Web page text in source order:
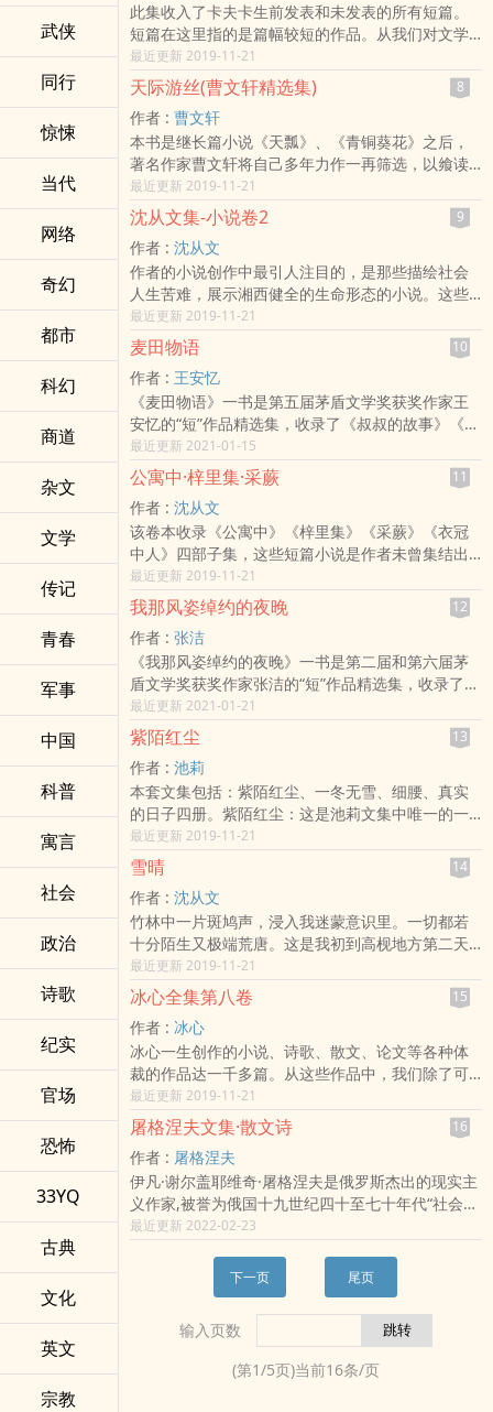
武侠
同行
惊悚
当代
网络
奇幻
都市
科幻
商道
杂文
文学
传记
青春
军事
中国
科普
寓言
社会
政治
诗歌
纪实
官场
恐怖
33YQ
古典
文化
英文
宗教
此集收入了卡夫卡生前发表和未发表的所有短篇。
短篇在这里指的是篇幅较短的作品。从我们对文学
体载的划分标准来看，本集中有相当一部分很难归
入小说类，而为它们找一个具有概括性的合适名称
又相当困难，所以我们权且就称它们为短篇。译本
的第一部分为生前发表过且编成集子出版过的作
品，第二部分为生前发表过但未收入集子的作品，
第三部分为遗作。遗作部分作品大部分原本没有标
题，现有的标题是布罗德先生整理出版时加上去
的。卡夫卡的遗作只是些草稿，有的甚至是非常潦
草地写在稿纸或其它纸上，所以在整理出版时产生
了许多文字技术方面的困难，而这就是各种德文版
本在某些地方差异较大的原因。
最近更新 2019-11-21
天际游丝(曹文轩精选集) 8
作者 : 曹文轩
本书是继长篇小说《天瓢》、《青铜葵花》之后，
著名作家曹文轩将自己多年力作一再筛选，以飨读
者的精选集，集粹了曹文轩的小说、随笔精华，
《白栅栏》、《忧郁的田园》、《蓝花》、《泥
鳅》、《月白风清》、《阿雏》、《春花秋月杜鹃
夏》等名篇均在其中。曹文轩是中国当代文坛新古
典主义的代表人物，与废名、沈从文、汪曾祺等人
的小说风格一脉相承。他的作品以优美、感人著
称，无论是描写世间风物，还是刻画人物心灵，都
因细腻、尖新，而让读者怦然心动。著名文学评论
家季红真评价说曹文轩的小说，在一个很喧嚣的时
代，为我们提供了一种很温馨的、很优美的、很抒
情的，一种田园的、精神的东西，一种风格，或者
说，一种情调。著名文学批评家、《人民文学》杂
志副主编李敬泽认为，曹文轩的写作为我们如何应
对这个时代提供了一个重要参考。曹文轩的长篇代
表作《草房子》曾获国家图书奖，自1997年出版以
来各种版本已累计销售40万册以上。包括长篇小说
《红瓦》、学术性专著《小说门》在内的他的所有
作品自出版以来，也均是一版再版。2003年由作家
出版社出版《曹文轩文集》(9卷)，亦获得了广泛好
评。2005年，长江文艺出版社推出他的长篇小说新
作《天瓢》，首印10万册，
最近更新 2019-11-21
沈从文集-小说卷2 9
作者 : 沈从文
作者的小说创作中最引人注目的，是那些描绘社会
人生苦难，展示湘西健全的生命形态的小说。这些
作品展开了一幅幅生气流溢的湘西生活画面，在这
里，秀丽的山水与惊人的贫困相伴，勇敢纯朴的民
性与野蛮愚昧并存，歌与哭、善与恶，美与丑相缠
难分。这是一个奇异的世界，沈从文经由这一题材
的开掘，为现代中国文学提供了一个从未有人描绘
过的、多彩多姿的湘西世界，极大地丰富了上世纪
二十年代鲁迅开创的乡土文学创作，并把现代抒情
小说创作向前大大地推进了一步。
最近更新 2019-11-21
麦田物语 10
作者 : 王安忆
《麦田物语》一书是第五届茅盾文学奖获奖作家王
安忆的“短”作品精选集，收录了《叔叔的故事》《小
城之恋》《酒徒》《岛上的顾城》等经典短篇小说
和散文篇目。
最近更新 2021-01-15
公寓中·梓里集·采蕨 11
作者 : 沈从文
该卷本收录《公寓中》《梓里集》《采蕨》《衣冠
中人》四部子集，这些短篇小说是作者未曾集结出
版只单篇发表的小说，创作于1925年至1932。由于
战争原因，有的未曾发表有的原稿已毁，该集按创
作时间的先后、内容的相关性构成，或借用小说名
为集名，或由编者所拟集名，是出版界较少见的珍
贵版本。
最近更新 2019-11-21
我那风姿绰约的夜晚 12
作者 : 张洁
《我那风姿绰约的夜晚》一书是第二届和第六届茅
盾文学奖获奖作家张洁的“短”作品精选集，收录了
《祖母绿》《柯先生的白天和夜晚》《捡麦穗》
《这时候，你才算长大》《我为什么失去了你》等
经典短篇小说和散文篇目。
最近更新 2021-01-21
紫陌红尘 13
作者 : 池莉
本套文集包括：紫陌红尘、一冬无雪、细腰、真实
的日子四册。紫陌红尘：这是池莉文集中唯一的一
本中篇小说集，包括《让梦穿越你的心》、《绿水
长流》、《紫摸陌红尘》、《城市包装》、《白云
苍狗谣》、《一去永不回 》。现在的城市生活无时
无刻不在发生着急遽的变化，荣与辱、富与穷、相
聚与别离、爱情与仇恨都可以在瞬间转化，传统意
义上的小说因素日渐消解，同时把人的心无限扩张
和复杂化。作者呈现的就是这种人心似海的现代状
态。
最近更新 2019-11-21
雪晴 14
作者 : 沈从文
竹林中一片斑鸠声，浸入我迷蒙意识里。一切都若
十分陌生又极端荒唐。这是我初到高枧地方第二天
一个雪晴的早晨。我躺在一铺楠木雕花大板床上，
包裹在带有干草和干果香味的新被絮里。细白麻布
帐子如一座有顶盖的方城，在这座方城中，我已甜
甜的睡足了十个钟头。昨天在二尺来深雪中走了四
五十里山路的劳累已恢复过来了。房正中那个白铜
火盆，昨夜用热灰掩上的炭火，不知什么时候已被
人拨开，加上了些新栗炭，从炭盆中小火星的快乐
爆炸继续中，我渐次由迷蒙渡到完全清醒。我明
白，我又起始活在一种现代传奇中了。
最近更新 2019-11-21
冰心全集第八卷 15
作者 : 冰心
冰心一生创作的小说、诗歌、散文、论文等各种体
裁的作品达一千多篇。从这些作品中，我们除了可
以感知到作家一生所经历的丰富惬意、曲折坎坷、
宽广漫长的人生路途，也可以从不同侧面看到近一
个世纪的中国社会风貌和历史变迁。冰心的创作，
从一开始就赢得众多的读者，引起文坛的关注，她
作品深得喜爱，形成了一个广泛的读者群，其影响
广泛而深远于国内外。冰心在中国文学发展史上有
着多方面的贡献。她的问题小说，清新隽永、情节
着温馨的情调，独具魅力。她的（敏星休）（春水
体）小诗风靡一时，开创了小诗流行的时代。她的
（冰心体）散文成就卓著，堪称一代散文大师。她
还是杰出的中国现代儿童文学的开拓和优秀的翻译
最近更新 2019-11-21
屠格涅夫文集·散文诗 16
作者 : 屠格涅夫
伊凡·谢尔盖耶维奇·屠格涅夫是俄罗斯杰出的现实主
义作家,被誉为俄国十九世纪四十至七十年代“社会思
想的艺术编年史”。他写过数十篇中短篇小说。这些
小说也从各种不同的角度在不同程度上反映了当时
的社会生活,构成了一幅又一幅生动的社会风情画。
被誉为俄国十九世纪四十至七十年代“社会思想的艺
术编年史”。《屠格涅夫文集》共六卷，收辑了作者
主要的小说、特写、散文诗、文论和回忆录，基本
包括了他五十年笔耕的精华。本书根据苏联国家文
学出版社1956年版《屠格涅夫十二卷集》第八卷译
最近更新 2022-02-23
下一页 尾页
输入页数
(第1/5页)当前16条/页